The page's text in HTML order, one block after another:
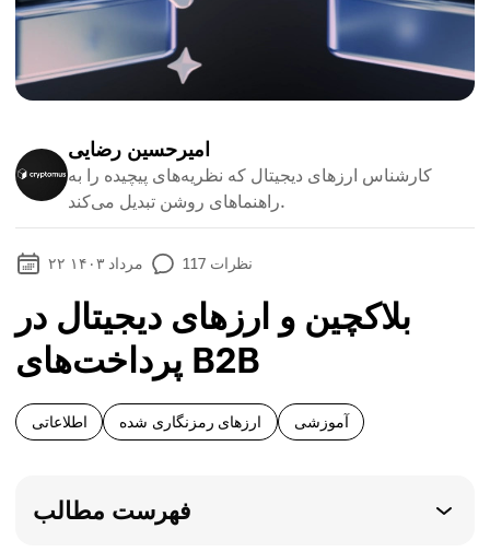
امیرحسین رضایی
کارشناس ارزهای دیجیتال که نظریه‌های پیچیده را به
راهنماهای روشن تبدیل می‌کند.
۲۲ مرداد ۱۴۰۳ 117 نظرات
بلاکچین و ارزهای دیجیتال در
پرداخت‌های B2B
اطلاعاتی ارزهای رمزنگاری شده آموزشی
فهرست مطالب